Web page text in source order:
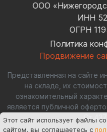
ООО
ИНН
ОГРН
Политика
Продвижение
Представленная на сайте
на складе, их
ознакомительный
является публичной
Этот сайт использует файлы
сайтом, вы соглашаетесь с